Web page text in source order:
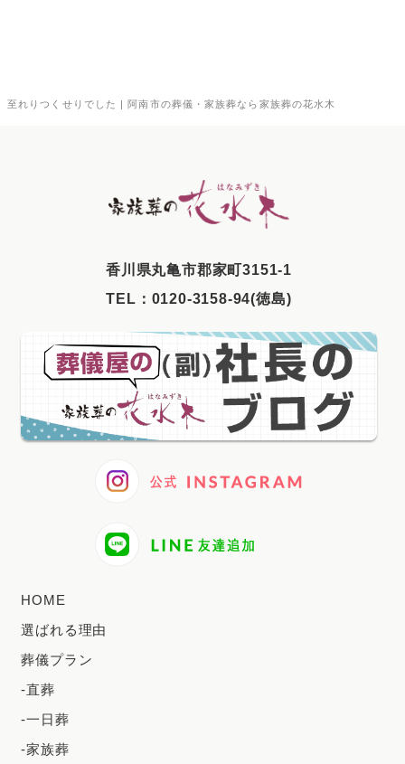
至れりつくせりでした | 阿南市の葬儀・家族葬なら家族葬の花水木
2025年2月
2025年1月
2024年12月
2024年2月
⾹川県丸⻲市郡家町3151-1
TEL： 0120-3158-94(徳島)
HOME
選ばれる理由
葬儀プラン
-直葬
-一日葬
-家族葬